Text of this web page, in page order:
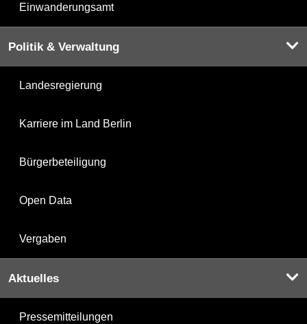
Einwanderungsamt
Politik & Verwaltung
Landesregierung
Karriere im Land Berlin
Bürgerbeteiligung
Open Data
Vergaben
Aktuelles
Pressemitteilungen